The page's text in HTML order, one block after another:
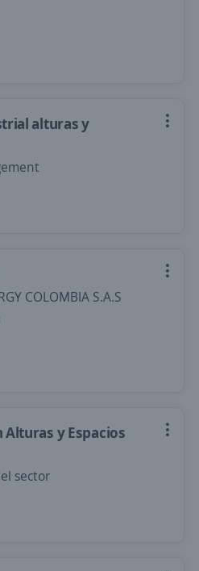
alturas y
COLOMBIA S.A.S
y Espacios
sector